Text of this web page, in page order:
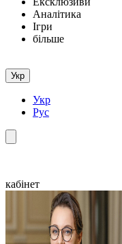
Аналітика
Ігри
більше
Укр
Укр
Рус
кабінет